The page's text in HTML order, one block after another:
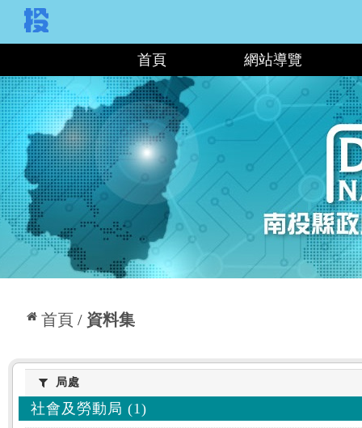
首頁 網站導覽
首頁 資料集
:::
局處局處
社會及勞動局 (1)